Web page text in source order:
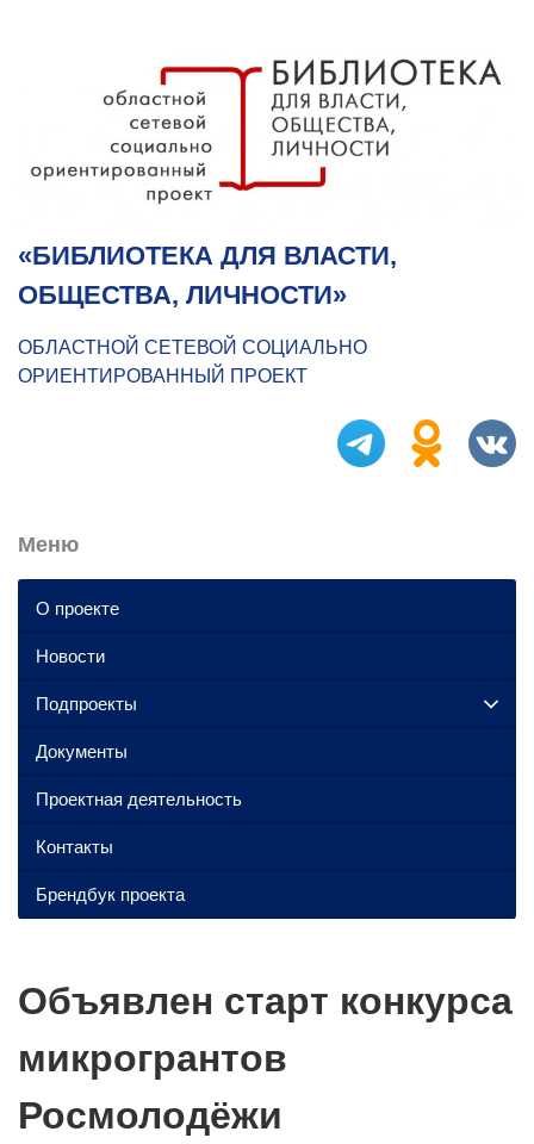
«БИБЛИОТЕКА ДЛЯ ВЛАСТИ,
ОБЩЕСТВА, ЛИЧНОСТИ»
ОБЛАСТНОЙ СЕТЕВОЙ СОЦИАЛЬНО
ОРИЕНТИРОВАННЫЙ ПРОЕКТ
Объявлен старт конкурса
микрогрантов
Росмолодёжи
Меню
О проекте
Новости
Подпроекты
Документы
Проектная деятельность
Контакты
Брендбук проекта